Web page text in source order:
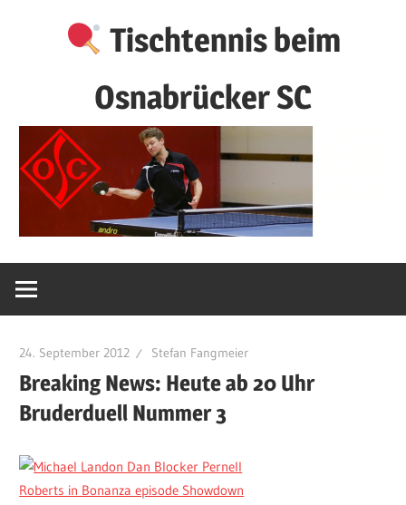
Tischtennis beim
Osnabrücker SC
24. September 2012 Stefan Fangmeier
Breaking News: Heute ab 20 Uhr
Bruderduell Nummer 3